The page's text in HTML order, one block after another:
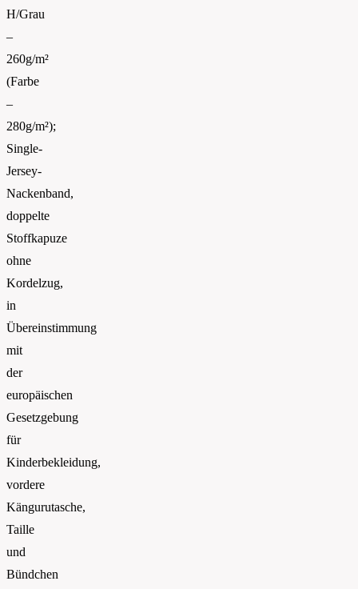
H/Grau
–
260g/m²
(Farbe
–
280g/m²);
Single-
Jersey-
Nackenband,
doppelte
Stoffkapuze
ohne
Kordelzug,
in
Übereinstimmung
mit
der
europäischen
Gesetzgebung
für
Kinderbekleidung,
vordere
Kängurutasche,
Taille
und
Bündchen